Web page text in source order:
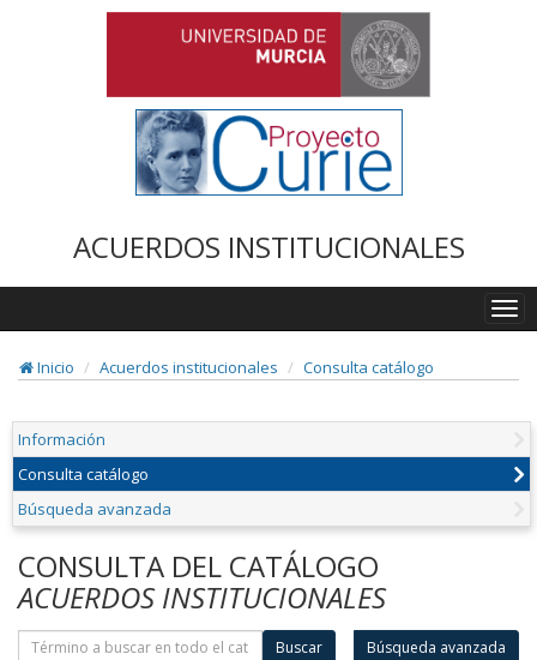
ACUERDOS INSTITUCIONALES
Inicio
Acuerdos institucionales Consulta catálogo
Información
Consulta catálogo
Búsqueda avanzada
CONSULTA DEL CATÁLOGO
ACUERDOS INSTITUCIONALES
Buscar Búsqueda avanzada